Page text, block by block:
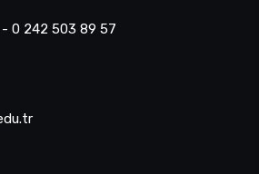
0 242 503 89 57